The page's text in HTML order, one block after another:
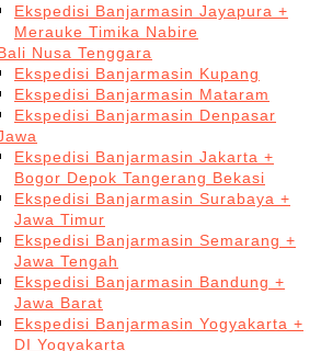
Ekspedisi Banjarmasin Jayapura +
Merauke Timika Nabire
Nusa Tenggara
Ekspedisi Banjarmasin Kupang
Ekspedisi Banjarmasin Mataram
Ekspedisi Banjarmasin Denpasar
Ekspedisi Banjarmasin Jakarta +
Bogor Depok Tangerang Bekasi
Ekspedisi Banjarmasin Surabaya +
Jawa Timur
Ekspedisi Banjarmasin Semarang +
Jawa Tengah
Ekspedisi Banjarmasin Bandung +
Jawa Barat
Ekspedisi Banjarmasin Yogyakarta +
DI Yogyakarta